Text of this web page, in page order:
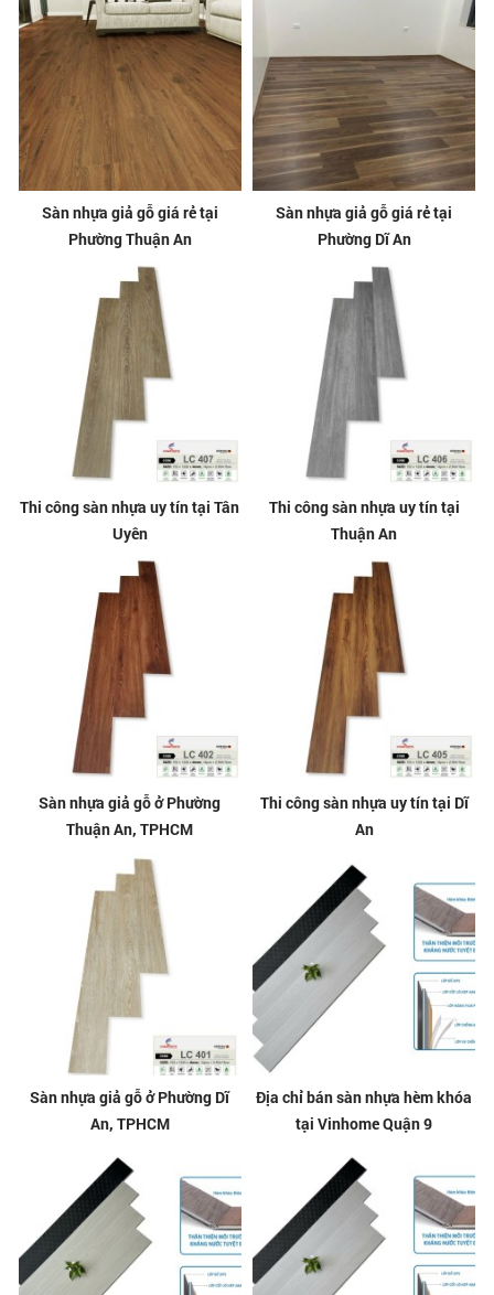
Sàn nhựa giả gỗ giá rẻ tại
Phường Thuận An
Sàn nhựa giả gỗ giá rẻ tại
Phường Dĩ An
Thi công sàn nhựa uy tín tại Tân
Uyên
Thi công sàn nhựa uy tín tại
Thuận An
Sàn nhựa giả gỗ ở Phường
Thuận An, TPHCM
Thi công sàn nhựa uy tín tại Dĩ
An
Sàn nhựa giả gỗ ở Phường Dĩ
An, TPHCM
Địa chỉ bán sàn nhựa hèm khóa
tại Vinhome Quận 9